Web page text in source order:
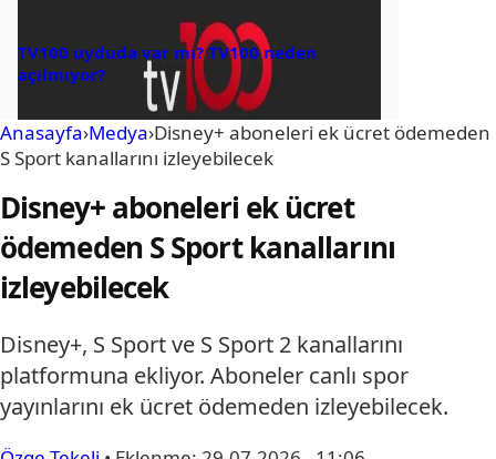
TV100 uyduda var mı? TV100 neden
açılmıyor?
Anasayfa›Medya›Disney+ aboneleri ek ücret ödemeden
S Sport kanallarını izleyebilecek
Disney+ aboneleri ek ücret
ödemeden S Sport kanallarını
izleyebilecek
Disney+, S Sport ve S Sport 2 kanallarını
platformuna ekliyor. Aboneler canlı spor
yayınlarını ek ücret ödemeden izleyebilecek.